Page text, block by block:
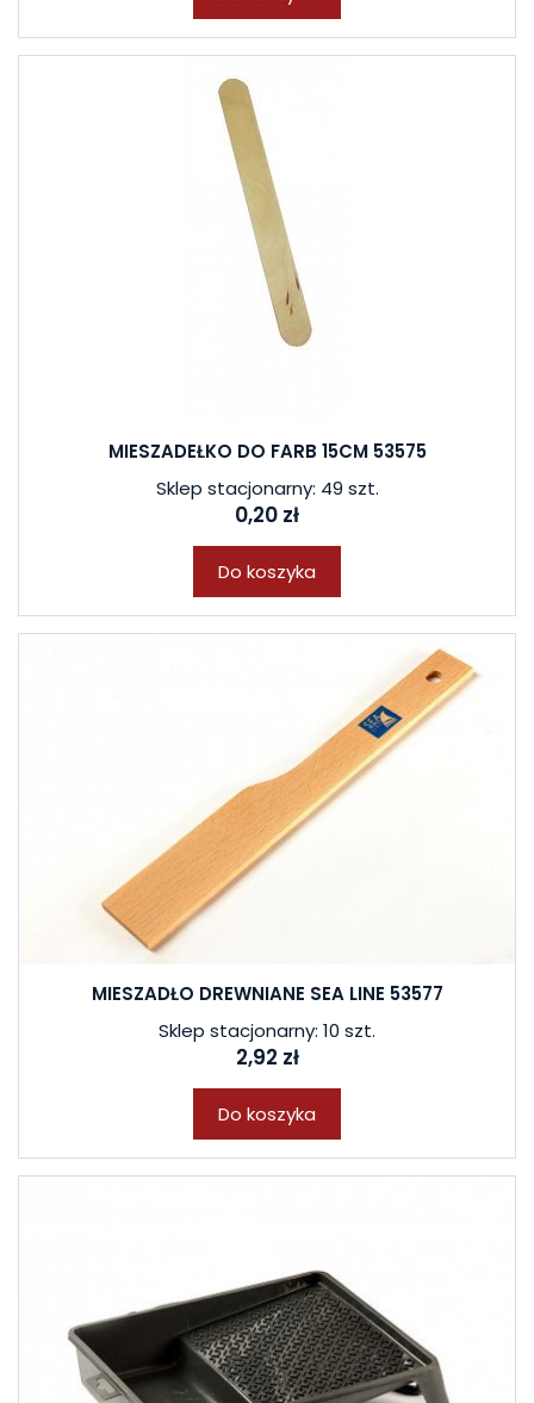
MIESZADEŁKO DO FARB 15CM 53575
Sklep stacjonarny: 49 szt.
0,20 zł
Do koszyka
MIESZADŁO DREWNIANE SEA LINE 53577
Sklep stacjonarny: 10 szt.
2,92 zł
Do koszyka